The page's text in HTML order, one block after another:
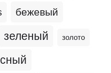
бежевый
зеленый золото